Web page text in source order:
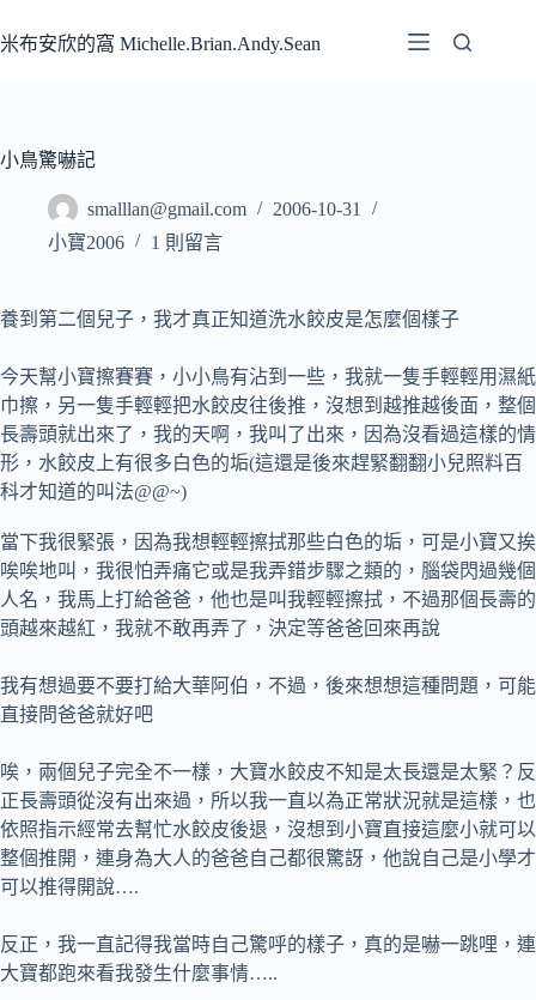
至
容
米布安欣的窩 Michelle.Brian.Andy.Sean
小鳥驚嚇記
smalllan@gmail.com
2006-10-31
小寶2006
1 則留言
養到第二個兒子，我才真正知道洗水餃皮是怎麼個樣子
今天幫小寶擦賽賽，小小鳥有沾到一些，我就一隻手輕輕用濕紙
巾擦，另一隻手輕輕把水餃皮往後推，沒想到越推越後面，整個
長壽頭就出來了，我的天啊，我叫了出來，因為沒看過這樣的情
形，水餃皮上有很多白色的垢(這還是後來趕緊翻翻小兒照料百
科才知道的叫法@@~)
當下我很緊張，因為我想輕輕擦拭那些白色的垢，可是小寶又挨
唉唉地叫，我很怕弄痛它或是我弄錯步驟之類的，腦袋閃過幾個
人名，我馬上打給爸爸，他也是叫我輕輕擦拭，不過那個長壽的
頭越來越紅，我就不敢再弄了，決定等爸爸回來再說
我有想過要不要打給大華阿伯，不過，後來想想這種問題，可能
直接問爸爸就好吧
唉，兩個兒子完全不一樣，大寶水餃皮不知是太長還是太緊？反
正長壽頭從沒有出來過，所以我一直以為正常狀況就是這樣，也
依照指示經常去幫忙水餃皮後退，沒想到小寶直接這麼小就可以
整個推開，連身為大人的爸爸自己都很驚訝，他說自己是小學才
可以推得開說….
反正，我一直記得我當時自己驚呼的樣子，真的是嚇一跳哩，連
大寶都跑來看我發生什麼事情…..